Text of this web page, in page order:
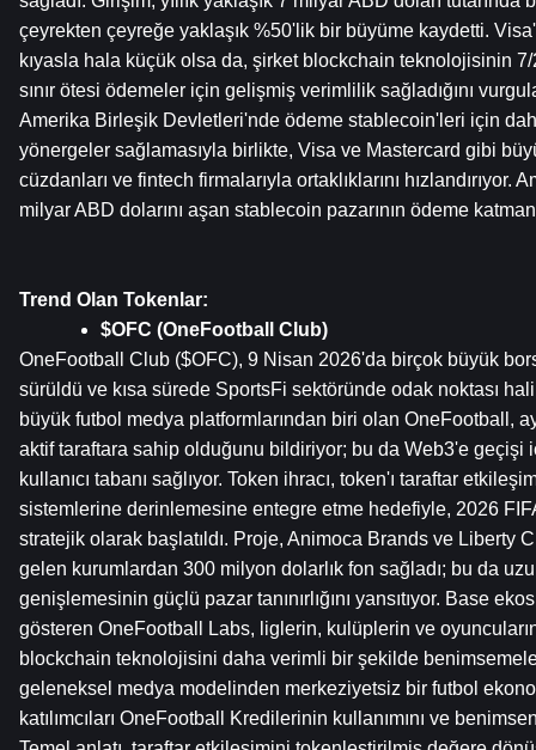
çeyrekten çeyreğe yaklaşık %50'lik bir büyüme kaydetti.
kıyasla hala küçük olsa da, şirket blockchain teknolojisinin
sınır ötesi ödemeler için gelişmiş verimlilik sağladığını
Amerika Birleşik Devletleri'nde ödeme stablecoin'leri için
yönergeler sağlamasıyla birlikte, Visa ve Mastercard gibi
cüzdanları ve fintech firmalarıyla ortaklıklarını hızlandırıyor.
milyar ABD dolarını aşan stablecoin pazarının ödeme
Trend Olan Tokenlar:
$OFC (OneFootball Club)
OneFootball Club ($OFC), 9 Nisan 2026'da birçok büyük
sürüldü ve kısa sürede SportsFi sektöründe odak noktası
büyük futbol medya platformlarından biri olan OneFootball,
aktif taraftara sahip olduğunu bildiriyor; bu da Web3'e geçişi
kullanıcı tabanı sağlıyor. Token ihracı, token'ı taraftar
sistemlerine derinlemesine entegre etme hedefiyle, 2026
stratejik olarak başlatıldı. Proje, Animoca Brands ve Liberty
gelen kurumlardan 300 milyon dolarlık fon sağladı; bu da
genişlemesinin güçlü pazar tanınırlığını yansıtıyor. Base
gösteren OneFootball Labs, liglerin, kulüplerin ve
blockchain teknolojisini daha verimli bir şekilde
geleneksel medya modelinden merkeziyetsiz bir futbol
katılımcıları OneFootball Kredilerinin kullanımını ve